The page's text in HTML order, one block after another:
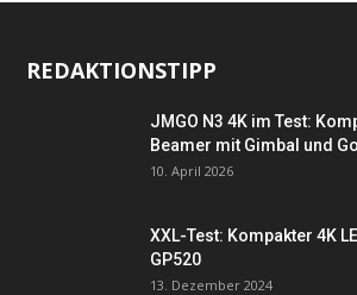
REDAKTIONSTIPP
JMGO N3 4K im Test:
Beamer mit Gimbal und
10. April 2026
XXL-Test: Kompakter 4K
GP520
13. Dezember 2024